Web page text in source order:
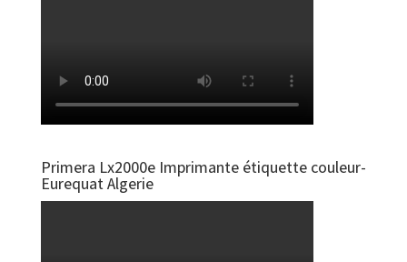
Primera Lx2000e Imprimante étiquette couleur-
Eurequat Algerie